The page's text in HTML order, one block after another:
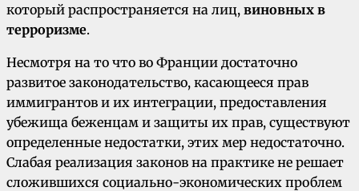
который распространяется на лиц, виновных в
терроризме.
Несмотря на то что во Франции достаточно
развитое законодательство, касающееся прав
иммигрантов и их интеграции, предоставления
убежища беженцам и защиты их прав, существуют
определенные недостатки, этих мер недостаточно.
Слабая реализация законов на практике не решает
сложившихся социально-экономических проблем